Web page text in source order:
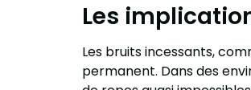
Les
Les bruits incessants,
permanent. Dans des